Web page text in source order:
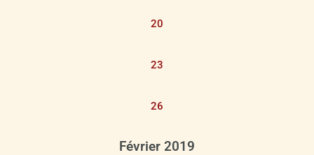
20
23
26
Février 2019